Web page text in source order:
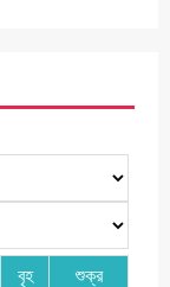
বৃহ শুক্র